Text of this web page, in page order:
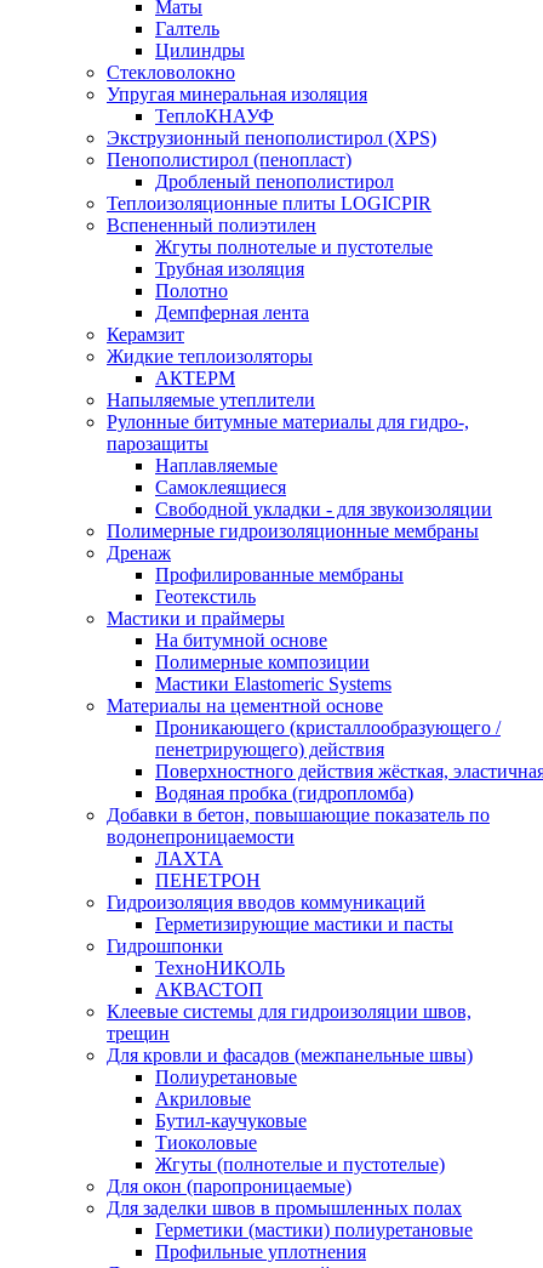
Маты
Галтель
Цилиндры
Стекловолокно
Упругая минеральная изоляция
ТеплоКНАУФ
Экструзионный пенополистирол (XPS)
Пенополистирол (пенопласт)
Дробленый пенополистирол
Теплоизоляционные плиты LOGICPIR
Вспененный полиэтилен
Жгуты полнотелые и пустотелые
Трубная изоляция
Полотно
Демпферная лента
Керамзит
Жидкие теплоизоляторы
АКТЕРМ
Напыляемые утеплители
Рулонные битумные материалы для гидро-,
парозащиты
Наплавляемые
Самоклеящиеся
Свободной укладки - для звукоизоляции
Полимерные гидроизоляционные мембраны
Дренаж
Профилированные мембраны
Геотекстиль
Мастики и праймеры
На битумной основе
Полимерные композиции
Мастики Elastomeric Systems
Материалы на цементной основе
Проникающего (кристаллообразующего /
пенетрирующего) действия
Поверхностного действия жёсткая,
Водяная пробка (гидропломба)
Добавки в бетон, повышающие показатель по
водонепроницаемости
ЛАХТА
ПЕНЕТРОН
Гидроизоляция вводов коммуникаций
Герметизирующие мастики и пасты
Гидрошпонки
ТехноНИКОЛЬ
АКВАСТОП
Клеевые системы для гидроизоляции швов,
трещин
Для кровли и фасадов (межпанельные швы)
Полиуретановые
Акриловые
Бутил-каучуковые
Тиоколовые
Жгуты (полнотелые и пустотелые)
Для окон (паропроницаемые)
Для заделки швов в промышленных полах
Герметики (мастики) полиуретановые
Профильные уплотнения